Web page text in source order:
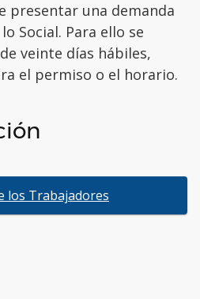
presentar una demanda
Social. Para ello se
veinte días hábiles,
el permiso o el horario.
los Trabajadores